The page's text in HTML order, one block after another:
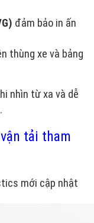
đảm bảo in ấn
thùng xe và bảng
nhìn từ xa và dễ
tải tham
mới cập nhật